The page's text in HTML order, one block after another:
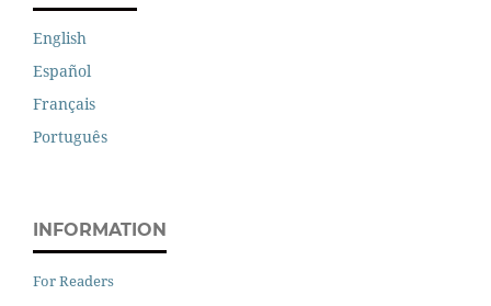
English
Español
Français
Português
INFORMATION
For Readers